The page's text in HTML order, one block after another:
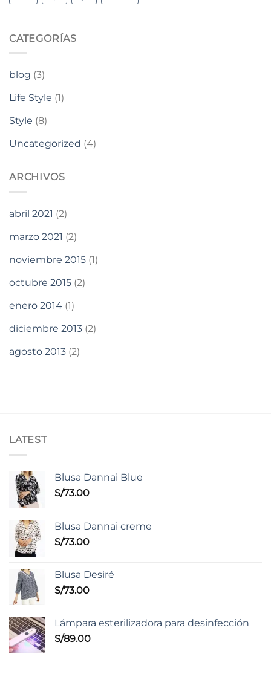
CATEGORÍAS
blog (3)
Life Style (1)
Style (8)
Uncategorized (4)
ARCHIVOS
abril 2021 (2)
marzo 2021 (2)
noviembre 2015 (1)
octubre 2015 (2)
enero 2014 (1)
diciembre 2013 (2)
agosto 2013 (2)
LATEST
Blusa Dannai Blue
S/73.00
Blusa Dannai creme
S/73.00
Blusa Desiré
S/73.00
Lámpara esterilizadora para desinfección
S/89.00